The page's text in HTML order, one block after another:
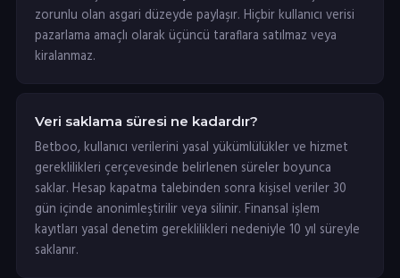
zorunlu olan asgari düzeyde paylaşır. Hiçbir kullanıcı verisi
pazarlama amaçlı olarak üçüncü taraflara satılmaz veya
kiralanmaz.
Veri saklama süresi ne kadardır?
Betboo, kullanıcı verilerini yasal yükümlülükler ve hizmet
gereklilikleri çerçevesinde belirlenen süreler boyunca
saklar. Hesap kapatma talebinden sonra kişisel veriler 30
gün içinde anonimleştirilir veya silinir. Finansal işlem
kayıtları yasal denetim gereklilikleri nedeniyle 10 yıl süreyle
saklanır.